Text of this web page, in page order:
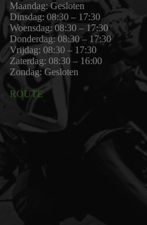
Maandag: Gesloten
Dinsdag: 08:30 – 17:30
Woensdag: 08:30 – 17:30
Donderdag: 08:30 – 17:30
Vrijdag: 08:30 – 17:30
Zaterdag: 08:30 – 16:00
Zondag: Gesloten
ROUTE